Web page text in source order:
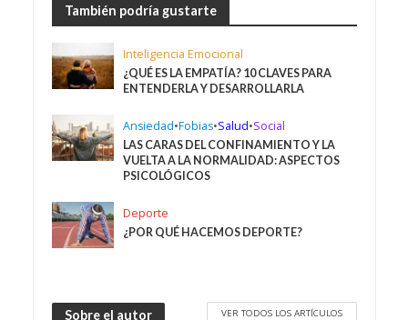
También podría gustarte
Inteligencia Emocional
¿QUÉ ES LA EMPATÍA? 10 CLAVES PARA
ENTENDERLA Y DESARROLLARLA
Ansiedad•Fobias•Salud•Social
LAS CARAS DEL CONFINAMIENTO Y LA
VUELTA A LA NORMALIDAD: ASPECTOS
PSICOLÓGICOS
Deporte
¿POR QUÉ HACEMOS DEPORTE?
Sobre el autor VER TODOS LOS ARTÍCULOS